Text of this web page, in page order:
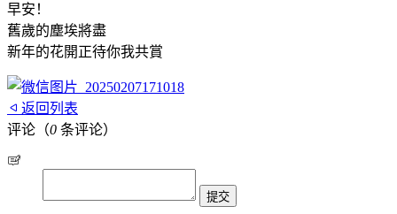
早安！
舊歲的塵埃將盡
新年的花開正待你我共賞
返回列表
评论（0 条评论）